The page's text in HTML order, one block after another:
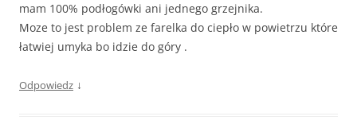
mam 100% podłogówki ani jednego grzejnika.
Moze to jest problem ze farelka do ciepło w powietrzu które
łatwiej umyka bo idzie do góry .
Odpowiedz ↓